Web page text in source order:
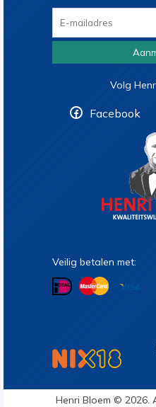
Volg
Facebook
Veilig betalen met:
Henri Bloem © 2026.